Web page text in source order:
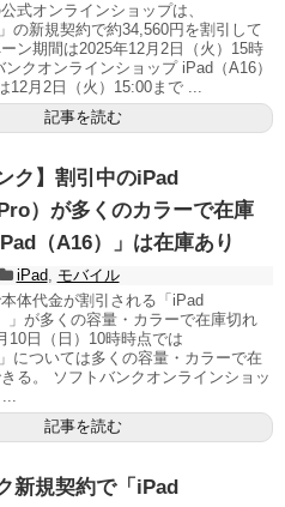
式オンラインショップは、
の新規契約で約34,560円を割引して
ン期間は2025年12月2日（火）15時
クオンラインショップ iPad（A16）
12月2日（火）15:00まで ...
記事を読む
ク】割引中のiPad
）が多くのカラーで在庫
（A16）」は在庫あり
iPad, モバイル
体代金が割引される「iPad
」が多くの容量・カラーで在庫切れ
10日（日）10時時点では
については多くの容量・カラーで在
る。 ソフトバンクオンラインショッ
記事を読む
新規契約で「iPad